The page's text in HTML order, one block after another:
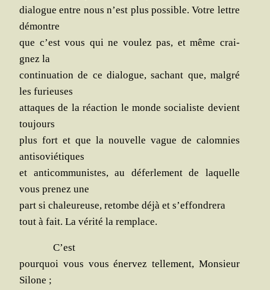
dia­logue entre nous n’est plus pos­sible. Votre lettre
démontre
que c’est vous qui ne vou­lez pas, et même crai­
gnez la
conti­nua­tion de ce dia­logue, sachant que, mal­gré
les furieuses
attaques de la réac­tion le monde socia­liste devient
toujours
plus fort et que la nou­velle vague de calom­nies
antisoviétiques
et anti­com­mu­nistes, au défer­le­ment de laquelle
vous pre­nez une
part si cha­leu­reuse, retombe déjà et s’effondrera
tout à fait. La véri­té la remplace.
C’est
pour­quoi vous vous éner­vez tel­le­ment, Mon­sieur
Silone ;